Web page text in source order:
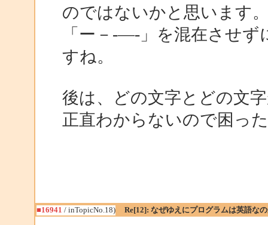
のではないかと思います
「ー－-―‐」を混在させ
すね。
後は、どの文字とどの文
正直わからないので困っ
■16941 / inTopicNo.18) Re[12]: なぜゆえにプログラムは英語な